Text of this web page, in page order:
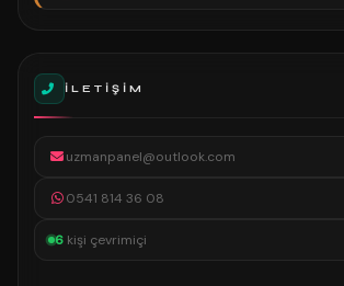
İLETIŞIM
uzmanpanel@outlook.com
0541 814 36 08
6 kişi çevrimiçi